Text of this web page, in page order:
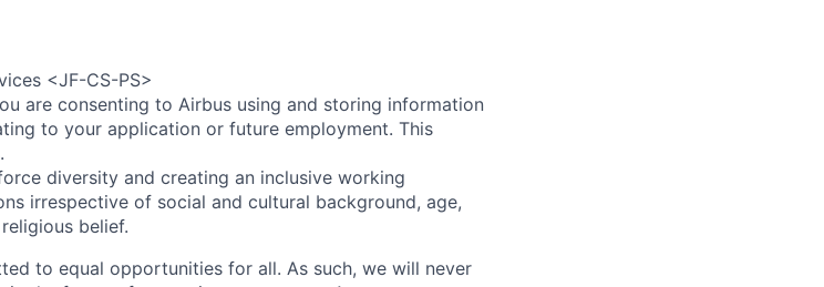
<JF-CS-PS>
are consenting to Airbus using and storing information
to your application or future employment. This
diversity and creating an inclusive working
irrespective of social and cultural background, age,
belief.
to equal opportunities for all. As such, we will never